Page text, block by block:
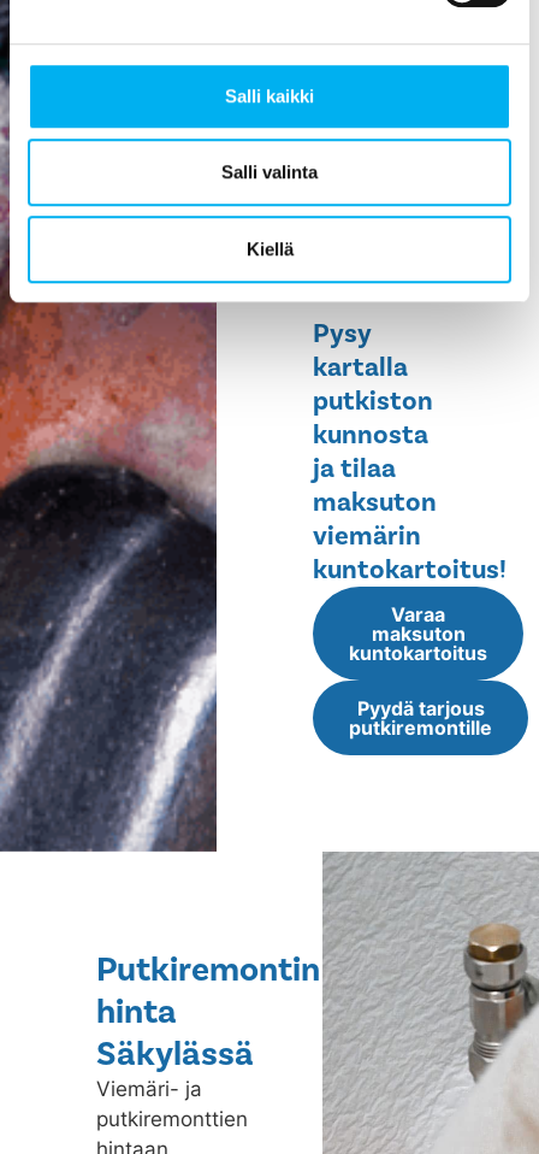
Salli kaikki
Salli valinta
Kiellä
parantaa
viihtyisyyttä,
ehkäisee
vesivahinkoja,
helpottaa
pidentää
elinikää.
Pysy
kartalla
putkiston
kunnosta
ja tilaa
maksuton
viemärin
kuntokartoitus!
Varaa
maksuton
kuntokartoitus
Pyydä tarjous
putkiremontille
Putkiremontin
hinta
Säkylässä
Viemäri- ja
putkiremonttien